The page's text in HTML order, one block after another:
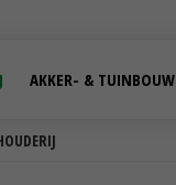
AKKER- & TUINBOUW